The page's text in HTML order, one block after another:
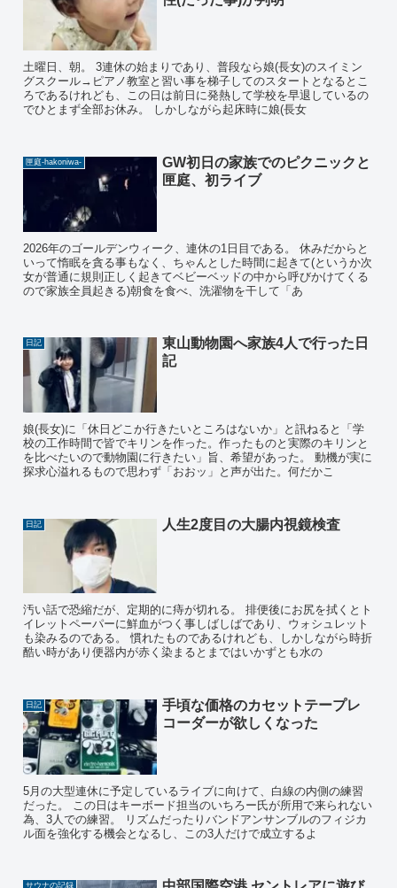
土曜日、朝。 3連休の始まりであり、普段なら娘(長女)のスイミン
グスクール→ピアノ教室と習い事を梯子してのスタートとなるとこ
ろであるけれども、この日は前日に発熱して学校を早退しているの
でひとまず全部お休み。 しかしながら起床時に娘(長女
匣庭-hakoniwa-
GW初日の家族でのピクニックと
匣庭、初ライブ
2026年のゴールデンウィーク、連休の1日目である。 休みだからと
いって惰眠を貪る事もなく、ちゃんとした時間に起きて(というか次
女が普通に規則正しく起きてベビーベッドの中から呼びかけてくる
ので家族全員起きる)朝食を食べ、洗濯物を干して「あ
日記
東山動物園へ家族4人で行った日
記
娘(長女)に「休日どこか行きたいところはないか」と訊ねると「学
校の工作時間で皆でキリンを作った。作ったものと実際のキリンと
を比べたいので動物園に行きたい」旨、希望があった。 動機が実に
探求心溢れるもので思わず「おおッ」と声が出た。何だかこ
日記 人生2度目の大腸内視鏡検査
汚い話で恐縮だが、定期的に痔が切れる。 排便後にお尻を拭くとト
イレットペーパーに鮮血がつく事しばしばであり、ウォシュレット
も染みるのである。 慣れたものであるけれども、しかしながら時折
酷い時があり便器内が赤く染まるとまではいかずとも水の
日記
手頃な価格のカセットテープレ
コーダーが欲しくなった
5月の大型連休に予定しているライブに向けて、白線の内側の練習
だった。 この日はキーボード担当のいちろー氏が所用で来られない
為、3人での練習。 リズムだったりバンドアンサンブルのフィジカ
ル面を強化する機会となるし、この3人だけで成立するよ
サウナの記録